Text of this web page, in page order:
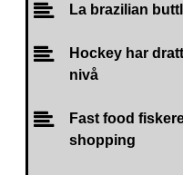
La brazilian
Hockey har
nivå
Fast food
shopping